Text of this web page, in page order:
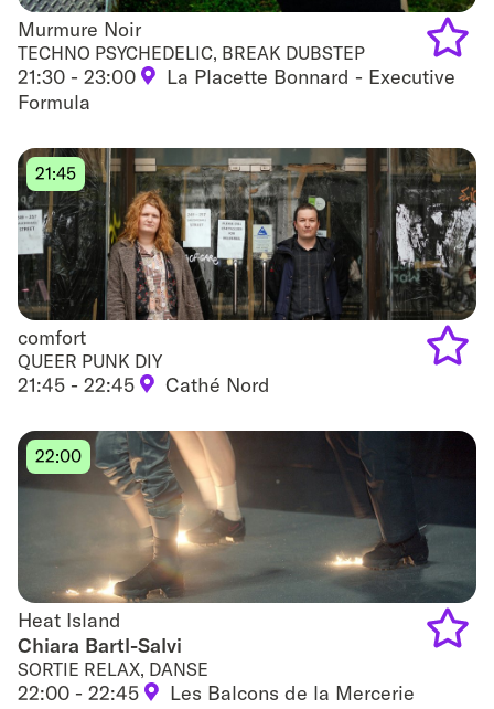
Murmure Noir
Murmure Noir
TECHNO PSYCHEDELIC, BREAK DUBSTEP
21:30 - 23:00
La Placette Bonnard - Executive
Formula
Add
comfort
comfort
QUEER PUNK DIY
21:45 - 22:45 Cathé Nord
21:45
to
Heat Island
Heat Island
Chiara Bartl-Salvi
SORTIE RELAX, DANSE
22:00 - 22:45 Les Balcons de la Mercerie
22:00